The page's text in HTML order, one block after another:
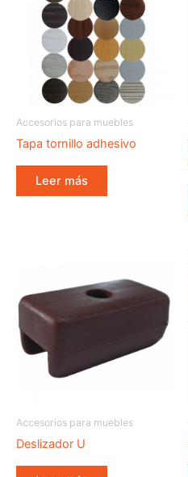
Accesorios para muebles
Tapa tornillo adhesivo
Leer más
Accesorios para muebles
Deslizador U